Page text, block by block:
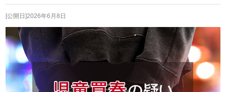
[公開日]2026年6月8日